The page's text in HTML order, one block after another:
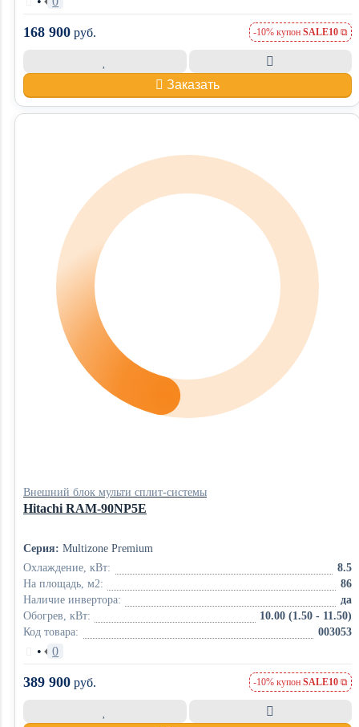
168 900 руб. -10% купон SALE10
Заказать
Внешний блок мульти сплит-системы
Hitachi RAM-90NP5E
Серия: Multizone Premium
Охлаждение, кВт:
8.5
На площадь, м2:
86
Наличие инвертора:
да
Обогрев, кВт:
10.00 (1.50 - 11.50)
Код товара:
003053
• 0
389 900 руб. -10% купон SALE10